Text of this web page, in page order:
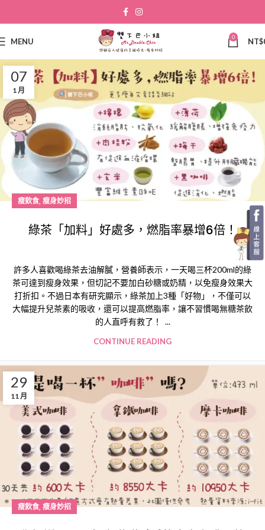
MENU 0 NT$
07
1 月
瘦飲食, 瘦身妙招
綠茶「加料」好處多，燃脂率暴增6倍！
許多人喜歡喝綠茶去油解膩，營養師表示，一天喝三杯200ml的綠
茶可達到瘦身效果，但切記不要加白砂糖或奶精，以免瘦身效果大
打折扣。不過日本有研究顯示，綠茶加上3種「好物」，不僅可以
大幅提升兒茶素的吸收，還可以提高燃脂率，讓不習慣喝無糖茶飲
的人直呼有救了！ ...
CONTINUE READING
29
11 月
瘦飲食, 瘦身妙招